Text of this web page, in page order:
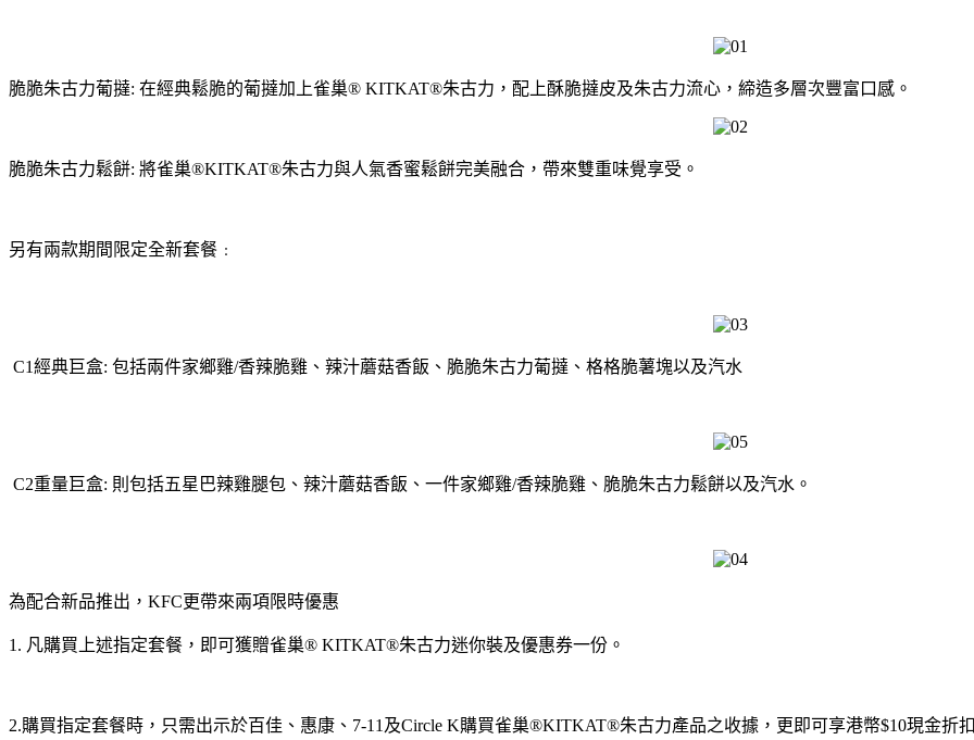
脆脆朱古力葡撻: 在經典鬆脆的葡撻加上雀巢® KITKAT®朱古力，配上酥脆撻皮及朱古力流心，締造多層次豐富口感。
脆脆朱古力鬆餅: 將雀巢®KITKAT®朱古力與人氣香蜜鬆餅完美融合，帶來雙重味覺享受。
另有兩款期間限定全新套餐﹕
C1經典巨盒: 包括兩件家鄉雞/香辣脆雞、辣汁蘑菇香飯、脆脆朱古力葡撻、格格脆薯塊以及汽水
C2重量巨盒: 則包括五星巴辣雞腿包、辣汁蘑菇香飯、一件家鄉雞/香辣脆雞、脆脆朱古力鬆餅以及汽水。
為配合新品推出，KFC更帶來兩項限時優惠
1. 凡購買上述指定套餐，即可獲贈雀巢® KITKAT®朱古力迷你裝及優惠券一份。
2.購買指定套餐時，只需出示於百佳、惠康、7-11及Circle K購買雀巢®KITKAT®朱古力產品之收據，更即可享港幣$10現金折扣